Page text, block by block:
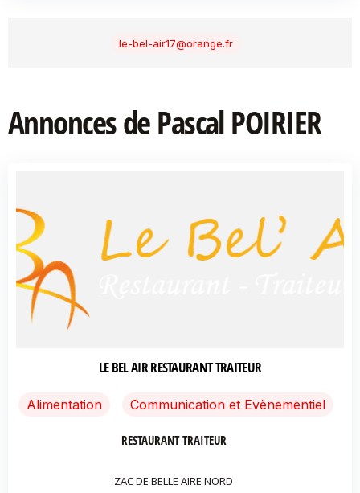
le-bel-air17@orange.fr
Annonces de Pascal POIRIER
LE BEL AIR RESTAURANT TRAITEUR
Alimentation Communication et Evènementiel
RESTAURANT TRAITEUR
ZAC DE BELLE AIRE NORD